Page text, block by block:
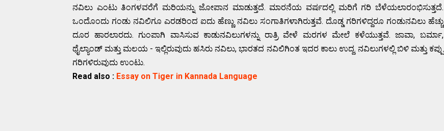
ನವಿಲು ಎಂಟು ತಿಂಗಳವರೆಗೆ ಮರಿಯನ್ನು ಜೋಪಾನ ಮಾಡುತ್ತದೆ. ಮಾರನೆಯ ವರ್ಷದಲ್ಲಿ ಮರಿಗೆ ಗರಿ ಬೆಳೆಯಲಾರಂಭಿಸುತ್ತದೆ.
ಒಂದೊಂದು ಗಂಡು ನವಿಲಿಗೂ ಎರಡರಿಂದ ಐದು ಹೆಣ್ಣು ನವಿಲು ಸಂಗಾತಿಗಳಾಗಿರುತ್ತವೆ. ದೊಡ್ಡ ಗರಿಗಳಿದ್ದರೂ ಗಂಡುನವಿಲು ಹೆಚ್ಚು
ದೂರ ಹಾರಲಾರದು. ಗುಂಪಾಗಿ ವಾಸಿಸುವ ಕಾಡುನವಿಲುಗಳನ್ನು ರಾತ್ರಿ ವೇಳೆ ಮರಗಳ ಮೇಲೆ ಕಳೆಯುತ್ತವೆ. ಜಾವಾ, ಬರ್ಮಾ,
ಥೈಲ್ಯಾಂಡ್ ಮತ್ತು ಮಲಯ - ಇಲ್ಲಿರುವುದು ಹಸಿರು ನವಿಲು, ಭಾರತದ ನವಿಲಿಗಿಂತ ಇದರ ಕಾಲು ಉದ್ದ. ನವಿಲುಗಳಲ್ಲಿ ಬಿಳಿ ಮತ್ತು ಕಪ್ಪು
ಗರಿಗಳಿರುವುದು ಉಂಟು.
Read also : Essay on Tiger in Kannada Language